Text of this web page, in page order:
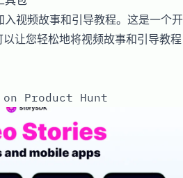
入视频故事和引导教程。这是一个开
让您轻松地将视频故事和引导教程
on Product Hunt